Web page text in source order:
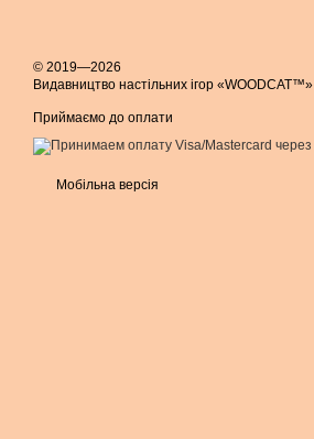
© 2019—2026
Видавництво настільних ігор «WOODCAT™»
Приймаємо до оплати
Мобільна версія